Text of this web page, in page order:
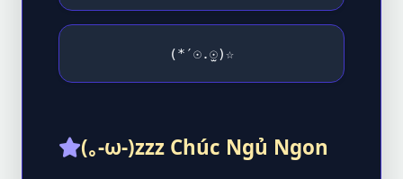
(*′☉.̫☉)☆
(｡-ω-)zzz Chúc Ngủ Ngon